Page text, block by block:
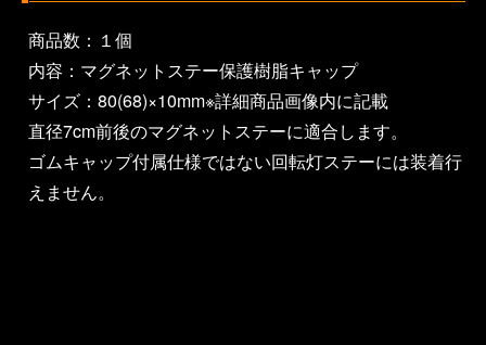
商品数：１個
内容：マグネットステー保護樹脂キャップ
サイズ：80(68)×10mm※詳細商品画像内に記載
直径7cm前後のマグネットステーに適合します。
ゴムキャップ付属仕様ではない回転灯ステーには装着行
えません。